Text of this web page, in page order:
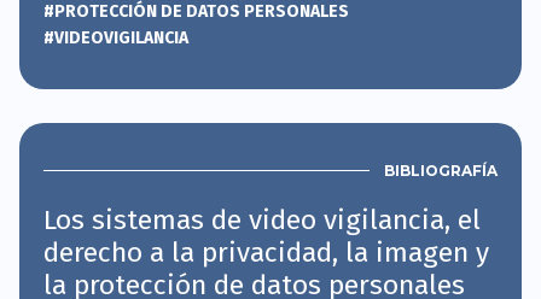
#PROTECCIÓN DE DATOS PERSONALES
#VIDEOVIGILANCIA
BIBLIOGRAFÍA
Los sistemas de video vigilancia, el
derecho a la privacidad, la imagen y
la protección de datos personales